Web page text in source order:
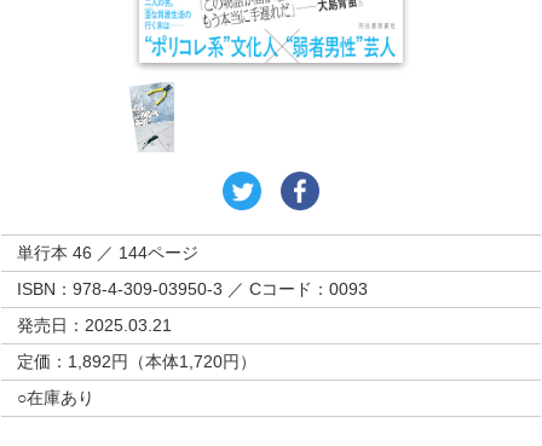
単行本 46 ／ 144ページ
ISBN：978-4-309-03950-3 ／ Cコード：0093
発売日：2025.03.21
定価：1,892円（本体1,720円）
○在庫あり